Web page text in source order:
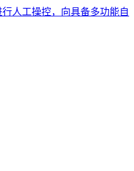
人工操控，向具备多功能自